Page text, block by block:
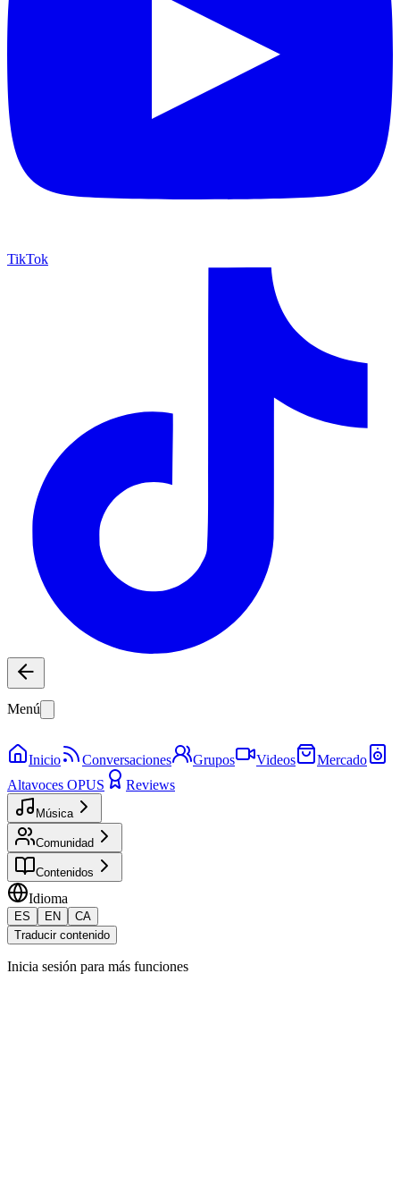
TikTok
Menú
Inicio Conversaciones Grupos Videos
Mercado
Altavoces OPUS
Reviews
Música
Comunidad
Contenidos
Idioma
ES EN
CA
Traducir contenido
Inicia sesión para más funciones